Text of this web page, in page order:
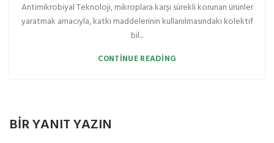
Antimikrobiyal Teknoloji, mikroplara karşı sürekli korunan ürünler
yaratmak amacıyla, katkı maddelerinin kullanılmasındaki kolektif
bil...
CONTINUE READING
BIR YANIT YAZIN